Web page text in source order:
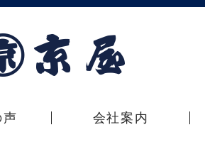
声 会社案内